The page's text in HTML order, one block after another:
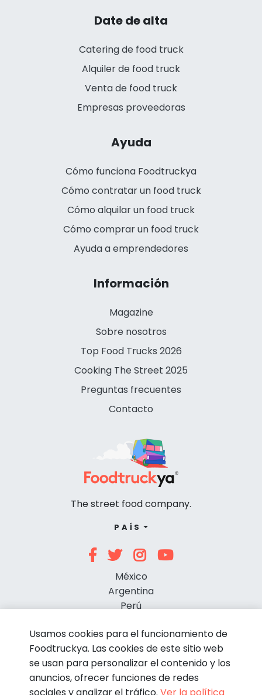
Date de alta
Catering de food truck
Alquiler de food truck
Venta de food truck
Empresas proveedoras
Ayuda
Cómo funciona Foodtruckya
Cómo contratar un food truck
Cómo alquilar un food truck
Cómo comprar un food truck
Ayuda a emprendedores
Información
Magazine
Sobre nosotros
Top Food Trucks 2026
Cooking The Street 2025
Preguntas frecuentes
Contacto
The street food company.
PAÍS
México
Argentina
Perú
Usamos cookies para el funcionamiento de
Foodtruckya. Las cookies de este sitio web
se usan para personalizar el contenido y los
anuncios, ofrecer funciones de redes